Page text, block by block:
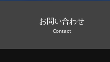
お問い合わせ
Contact